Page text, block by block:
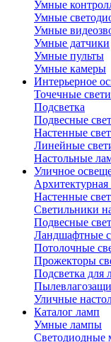
Умные
Умные
Умные
Умные датчики
Умные пульты
Умные камеры
Интерьерное
Точечные
Подсветка
Подвесные
Настенные
Линейные
Настольные
Уличное
Архитектурная
Настенные
Светильники
Подвесные
Ландшафтные
Потолочные
Прожекторы
Подсветка для
Уличные
Каталог ламп
Умные лампы
Светодиодные